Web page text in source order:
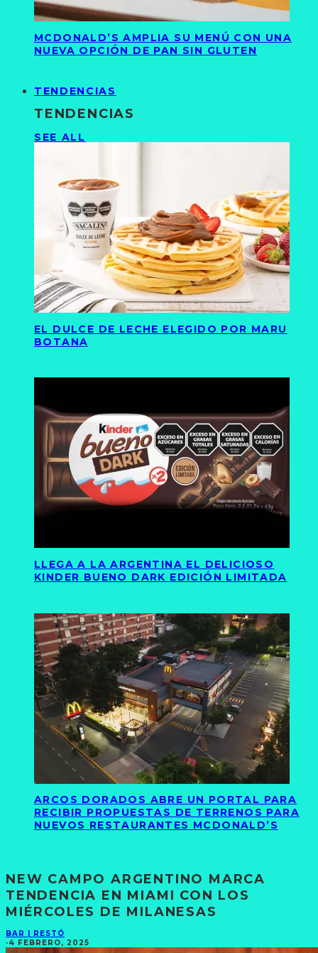
MCDONALD’S AMPLIA SU MENÚ CON UNA
NUEVA OPCIÓN DE PAN SIN GLUTEN
TENDENCIAS
TENDENCIAS
SEE ALL
EL DULCE DE LECHE ELEGIDO POR MARU
BOTANA
LLEGA A LA ARGENTINA EL DELICIOSO
KINDER BUENO DARK EDICIÓN LIMITADA
ARCOS DORADOS ABRE UN PORTAL PARA
RECIBIR PROPUESTAS DE TERRENOS PARA
NUEVOS RESTAURANTES MCDONALD’S
NEW CAMPO ARGENTINO MARCA
TENDENCIA EN MIAMI CON LOS
MIÉRCOLES DE MILANESAS
BAR | RESTÓ
·4 FEBRERO, 2025